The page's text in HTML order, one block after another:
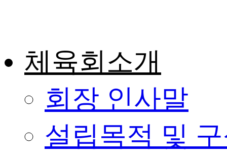
너
체육회소개
회장 인사말
설립목적 및